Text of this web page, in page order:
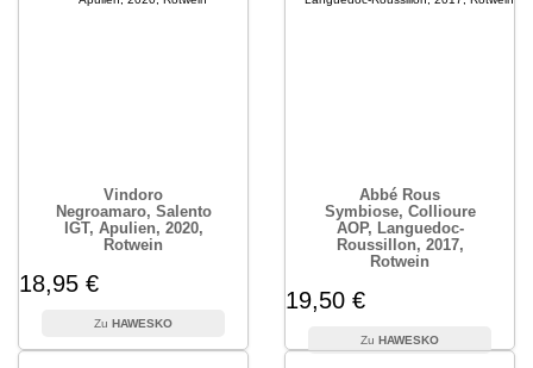
Vindoro
Negroamaro, Salento
IGT, Apulien, 2020,
Rotwein
18,95 €
HAWESKO
Abbé Rous
Symbiose, Collioure
AOP, Languedoc-
Roussillon, 2017,
Rotwein
19,50 €
HAWESKO